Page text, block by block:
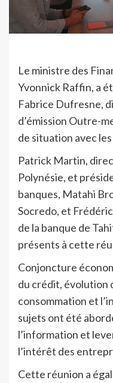
Le ministre des
Yvonnick Raffin, a
Fabrice Dufresne,
d’émission Outre-
de situation avec
Patrick Martin,
Polynésie, et
banques, Matahi
Socredo, et
de la banque de
présents à cette
Conjoncture
du crédit, évolution
consommation et
sujets ont été
l’information et
l’intérêt des
Cette réunion a